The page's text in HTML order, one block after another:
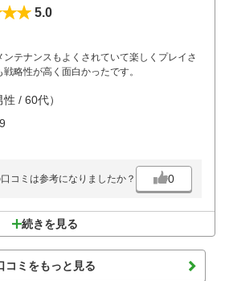
5.0
テナンスもよくされていて楽しくプレイさ
略性が高く面白かったです。
性 / 60代）
コミは参考になりましたか？ 0
続きを見る
コミをもっと見る